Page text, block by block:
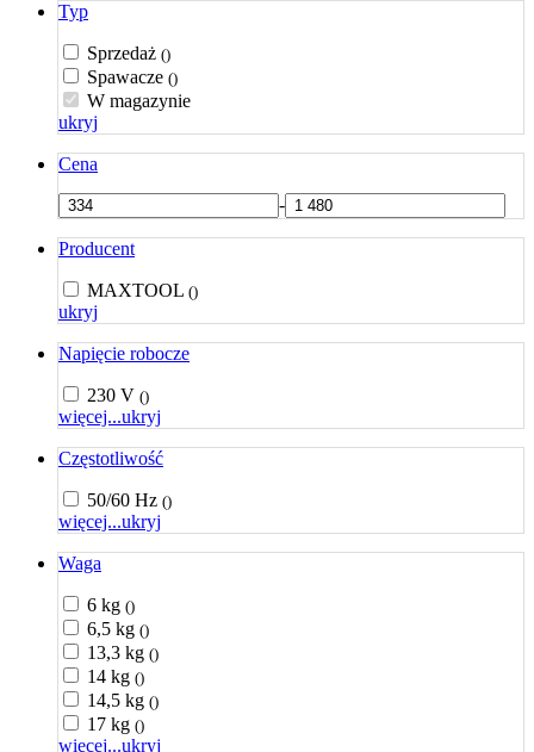
Typ
Sprzedaż ()
Spawacze ()
W magazynie
ukryj
Cena
-
Producent
MAXTOOL ()
ukryj
Napięcie robocze
230 V ()
więcej...ukryj
Częstotliwość
50/60 Hz ()
więcej...ukryj
Waga
6 kg ()
6,5 kg ()
13,3 kg ()
14 kg ()
14,5 kg ()
17 kg ()
więcej...ukryj